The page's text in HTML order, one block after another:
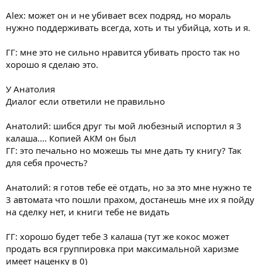
Alex: может он и не убивает всех подряд, но мораль
нужно поддерживать всегда, хоть и ты убийца, хоть и я.
ГГ: мне это не сильно нравится убивать просто так но
хорошо я сделаю это.
У Анатолия
Диалог если ответили не правильно
Анатолий: шибся друг ты мой любезный испортил я 3
калаша.... Копией АКМ он был
ГГ: это печально но можешь ты мне дать ту книгу? Так
для себя прочесть?
Анатолий: я готов тебе её отдать, но за это мне нужно те
3 автомата что пошли прахом, достанешь мне их я пойду
на сделку нет, и книги тебе не видать
ГГ: хорошо будет тебе 3 калаша (тут же кокос может
продать вся группировка при максимальной харизме
имеет наценку в 0)